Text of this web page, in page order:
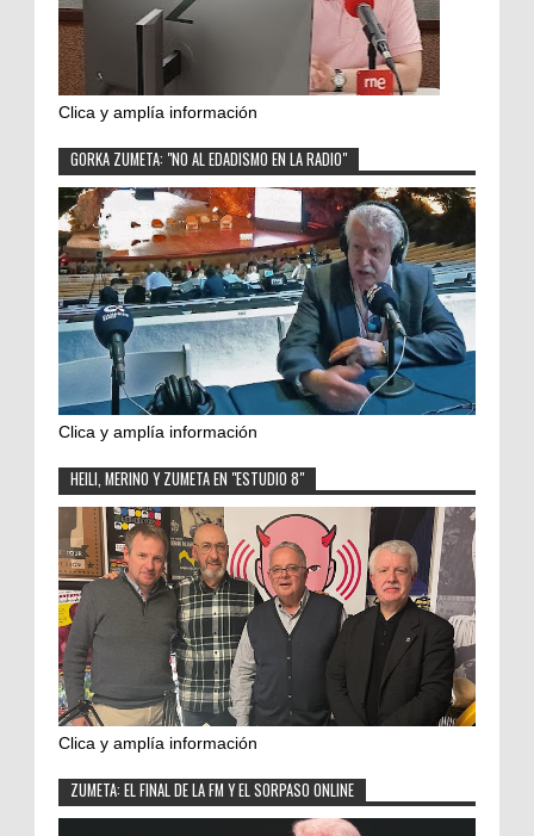
Clica y amplía información
GORKA ZUMETA: "NO AL EDADISMO EN LA RADIO"
Clica y amplía información
HEILI, MERINO Y ZUMETA EN "ESTUDIO 8"
Clica y amplía información
ZUMETA: EL FINAL DE LA FM Y EL SORPASO ONLINE